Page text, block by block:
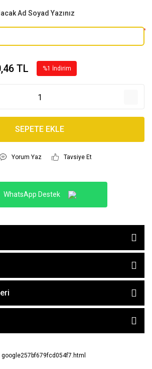
Ad Soyad Yazınız
*
TL %1 İndirim
SEPETE EKLE
Yorum Yaz Tavsiye Et
WhatsApp Destek